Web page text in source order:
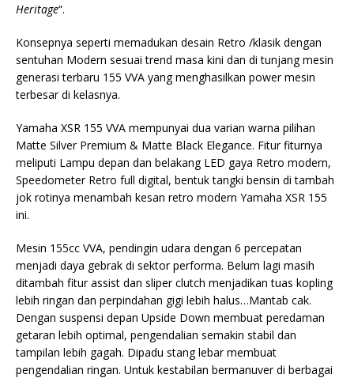
Heritage“.
Konsepnya seperti memadukan desain Retro /klasik dengan
sentuhan Modern sesuai trend masa kini dan di tunjang mesin
generasi terbaru 155 VVA yang menghasilkan power mesin
terbesar di kelasnya.
Yamaha XSR 155 VVA mempunyai dua varian warna pilihan
Matte Silver Premium & Matte Black Elegance. Fitur fiturnya
meliputi Lampu depan dan belakang LED gaya Retro modern,
Speedometer Retro full digital, bentuk tangki bensin di tambah
jok rotinya menambah kesan retro modern Yamaha XSR 155
ini.
Mesin 155cc VVA, pendingin udara dengan 6 percepatan
menjadi daya gebrak di sektor performa. Belum lagi masih
ditambah fitur assist dan sliper clutch menjadikan tuas kopling
lebih ringan dan perpindahan gigi lebih halus…Mantab cak.
Dengan suspensi depan Upside Down membuat peredaman
getaran lebih optimal, pengendalian semakin stabil dan
tampilan lebih gagah. Dipadu stang lebar membuat
pengendalian ringan. Untuk kestabilan bermanuver di berbagai